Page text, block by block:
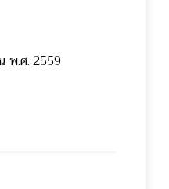
พ.ศ. 2559